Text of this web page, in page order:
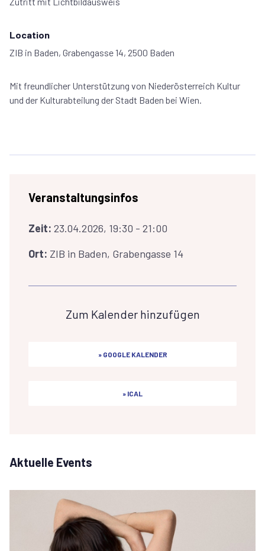
Veranstaltungsinfos
Zeit: 23.04.2026, 19:30 - 21:00
Ort: ZIB in Baden, Grabengasse 14
Zum Kalender hinzufügen
» GOOGLE KALENDER
» ICAL
Location
ZIB in Baden, Grabengasse 14, 2500 Baden
Mit freundlicher Unterstützung von Niederösterreich Kultur
und der Kulturabteilung der Stadt Baden bei Wien.
Aktuelle Events